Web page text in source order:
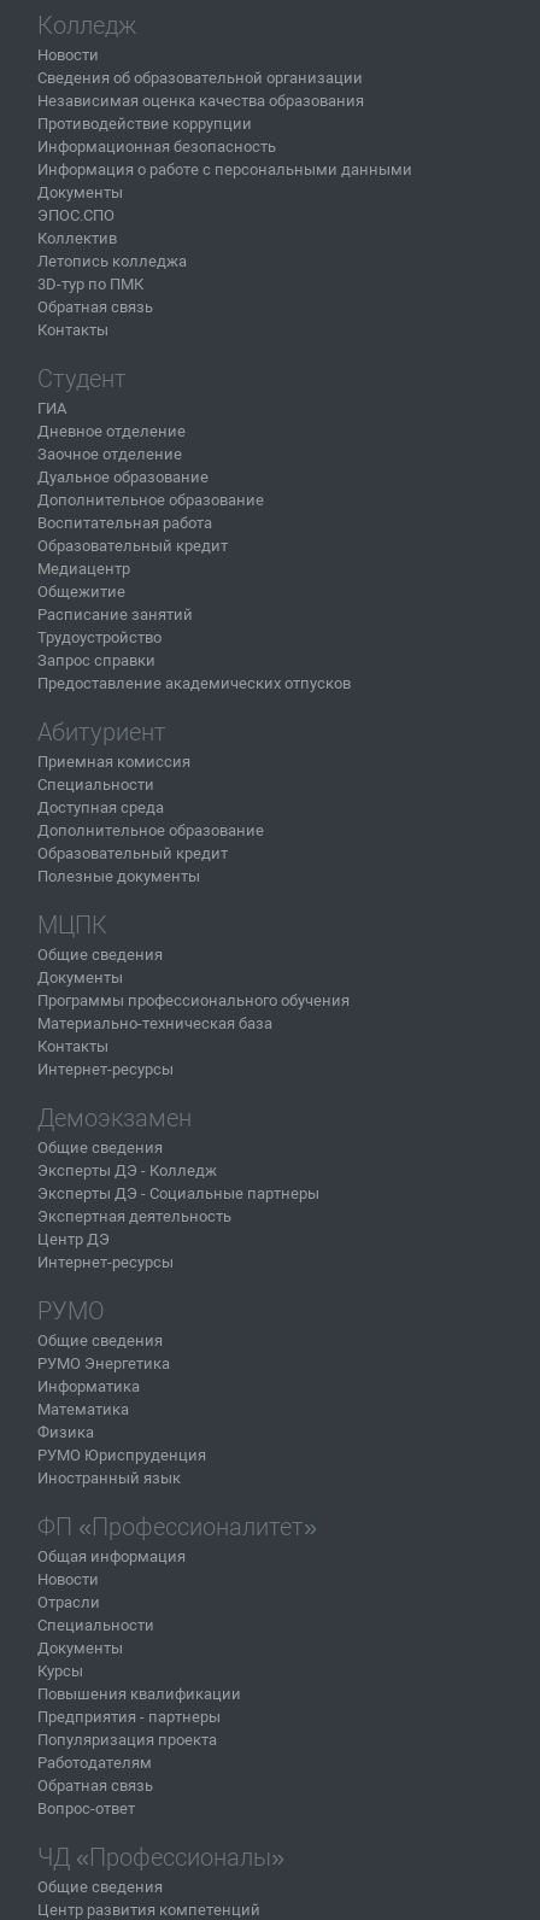
Колледж
Новости
Сведения об образовательной организации
Независимая оценка качества образования
Противодействие коррупции
Информационная безопасность
Информация о работе с персональными данными
Документы
ЭПОС.СПО
Коллектив
Летопись колледжа
3D-тур по ПМК
Обратная связь
Контакты
Студент
ГИА
Дневное отделение
Заочное отделение
Дуальное образование
Дополнительное образование
Воспитательная работа
Образовательный кредит
Медиацентр
Общежитие
Расписание занятий
Трудоустройство
Запрос справки
Предоставление академических отпусков
Абитуриент
Приемная комиссия
Специальности
Доступная среда
Дополнительное образование
Образовательный кредит
Полезные документы
МЦПК
Общие сведения
Документы
Программы профессионального обучения
Материально-техническая база
Контакты
Интернет-ресурсы
Демоэкзамен
Общие сведения
Эксперты ДЭ - Колледж
Эксперты ДЭ - Социальные партнеры
Экспертная деятельность
Центр ДЭ
Интернет-ресурсы
РУМО
Общие сведения
РУМО Энергетика
Информатика
Математика
Физика
РУМО Юриспруденция
Иностранный язык
ФП «Профессионалитет»
Общая информация
Новости
Отрасли
Специальности
Документы
Курсы
Повышения квалификации
Предприятия - партнеры
Популяризация проекта
Работодателям
Обратная связь
Вопрос-ответ
ЧД «Профессионалы»
Общие сведения
Центр развития компетенций